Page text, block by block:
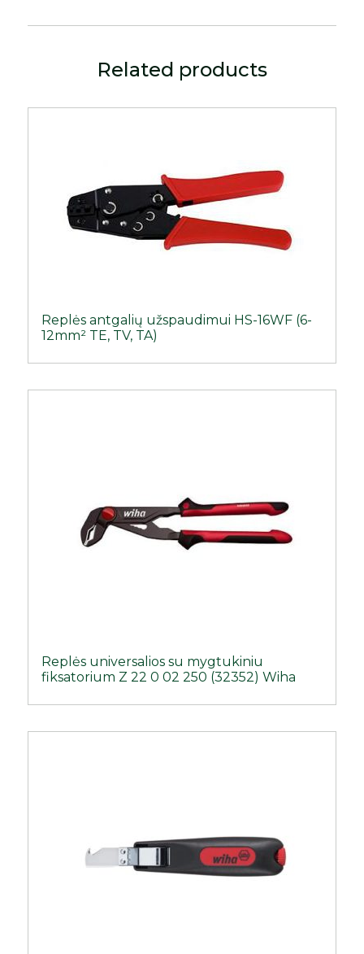
Related products
Replės antgalių užspaudimui HS-16WF (6-
12mm² TE, TV, TA)
Replės universalios su mygtukiniu
fiksatorium Z 22 0 02 250 (32352) Wiha